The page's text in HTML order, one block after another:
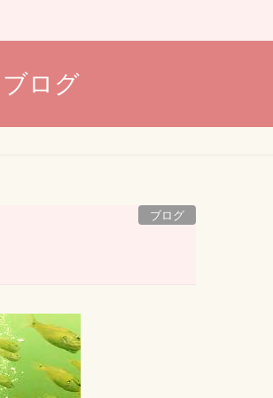
ブログ
ブログ